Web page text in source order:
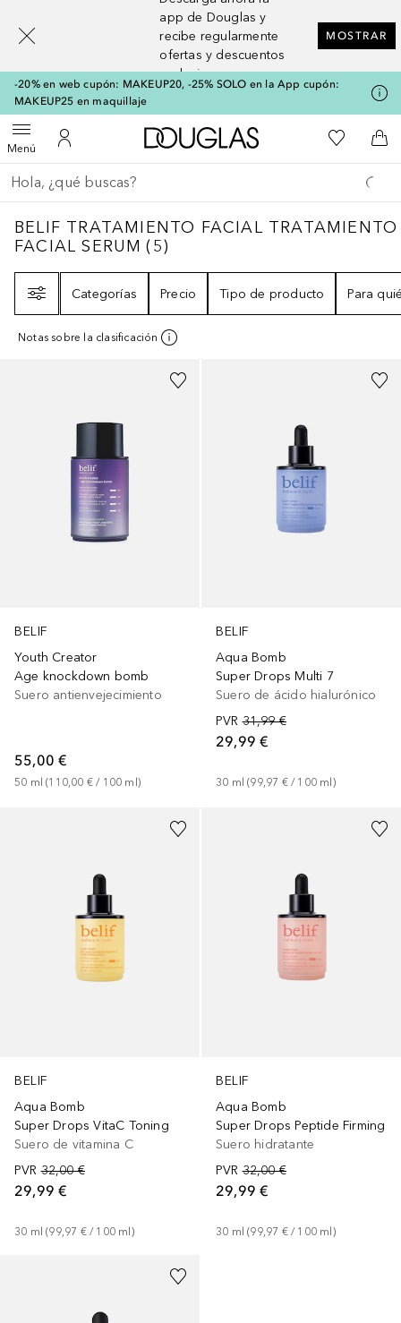
app de Douglas y
recibe regularmente
ofertas y descuentos
exclusivos
MOSTRAR
-20% en web cupón: MAKEUP20, -25% SOLO en la App cupón:
MAKEUP25 en maquillaje
MenúAbrir menúMi cuenta
A Douglas HomeMi lista de
A
Regresar
Ejecutar búsqueda
BELIF TRATAMIENTO FACIAL
BELIF TRATAMIENTO FACIAL TRATAMIENTO
FACIAL SERUM (5)
Categorías
Precio Tipo de producto Para
Notas sobre la clasificación
BELIF
Youth Creator
Age knockdown bomb
Suero antienvejecimiento
55,00 €
50 ml (110,00 € / 100 ml )
BELIF
Aqua Bomb
Super Drops Multi 7
Suero de ácido hialurónico
PVR 31,99 €
29,99 €
30 ml (99,97 € / 100 ml )
BELIF
Aqua Bomb
Super Drops VitaC Toning
Suero de vitamina C
PVR 32,00 €
29,99 €
30 ml (99,97 € / 100 ml)
BELIF
Aqua Bomb
Super Drops Peptide Firming
Suero hidratante
PVR 32,00 €
29,99 €
30 ml (99,97 € / 100 ml)
[navigation.slideout.screenreader]